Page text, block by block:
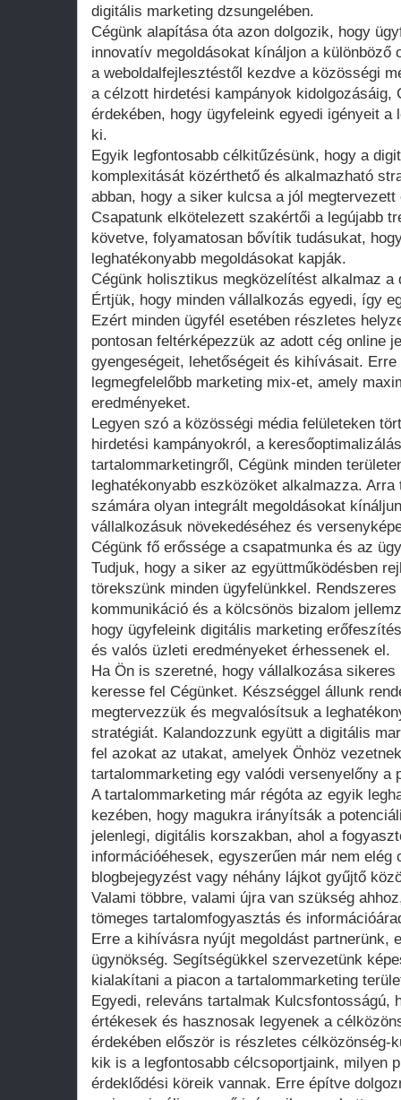
digitális marketing dzsungelében.
Cégünk alapítása óta azon dolgozik, hogy
innovatív megoldásokat kínáljon a különböző
a weboldalfejlesztéstől kezdve a közösségi
a célzott hirdetési kampányok kidolgozásáig,
érdekében, hogy ügyfeleink egyedi igényeit a
ki.
Egyik legfontosabb célkitűzésünk, hogy a
komplexitását közérthető és alkalmazható
abban, hogy a siker kulcsa a jól
Csapatunk elkötelezett szakértői a legújabb
követve, folyamatosan bővítik tudásukat,
leghatékonyabb megoldásokat kapják.
Cégünk holisztikus megközelítést alkalmaz a
Értjük, hogy minden vállalkozás egyedi, így
Ezért minden ügyfél esetében részletes
pontosan feltérképezzük az adott cég online
gyengeségeit, lehetőségeit és kihívásait.
legmegfelelőbb marketing mix-et, amely
eredményeket.
Legyen szó a közösségi média felületeken
hirdetési kampányokról, a
tartalommarketingről, Cégünk minden
leghatékonyabb eszközöket alkalmazza.
számára olyan integrált megoldásokat
vállalkozásuk növekedéséhez és
Cégünk fő erőssége a csapatmunka és az
Tudjuk, hogy a siker az együttműködésben
törekszünk minden ügyfelünkkel.
kommunikáció és a kölcsönös bizalom
hogy ügyfeleink digitális marketing
és valós üzleti eredményeket érhessenek el.
Ha Ön is szeretné, hogy vállalkozása
keresse fel Cégünket. Készséggel állunk
megtervezzük és megvalósítsuk a
stratégiát. Kalandozzunk együtt a digitális
fel azokat az utakat, amelyek Önhöz
tartalommarketing egy valódi versenyelőny a
A tartalommarketing már régóta az egyik
kezében, hogy magukra irányítsák a
jelenlegi, digitális korszakban, ahol a
információéhesek, egyszerűen már nem elég
blogbejegyzést vagy néhány lájkot gyűjtő
Valami többre, valami újra van szükség
tömeges tartalomfogyasztás és
Erre a kihívásra nyújt megoldást partnerünk,
ügynökség. Segítségükkel szervezetünk
kialakítani a piacon a tartalommarketing
Egyedi, releváns tartalmak Kulcsfontosságú,
értékesek és hasznosak legyenek a
érdekében először is részletes célközönség-
kik is a legfontosabb célcsoportjaink, milyen
érdeklődési köreik vannak. Erre építve